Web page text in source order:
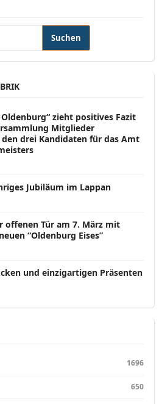
zieht positives Fazit
Mitglieder
drei Kandidaten für das Amt
Jubiläum im Lappan
offenen Tür am 7. März mit
“Oldenburg Eises”
und einzigartigen Präsenten
1696
650